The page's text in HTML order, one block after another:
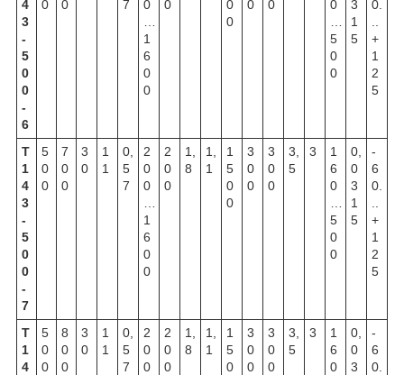
4
3
-
5
0
0
-
6
0 0 7
0
1
6
0
0
0
0
0
0 0
0
5
0
0
3
1
5
0.
+
1
2
5
Т
1
4
3
-
5
0
0
-
7
5
0
0
7
0
0
3
0
1
1
0,
5
7
2
0
0
1
6
0
0
2
0
0
1,
8
1,
1
1
5
0
0
3
0
0
3
0
0
3,
5
3
1
6
0
5
0
0
0,
0
3
1
5
-
6
0.
+
1
2
5
Т
1
4
5
0
0
8
0
0
3
0
1
1
0,
5
7
2
0
0
2
0
0
1,
8
1,
1
1
5
0
3
0
0
3
0
0
3,
5
3
1
6
0
0,
0
3
-
6
0.